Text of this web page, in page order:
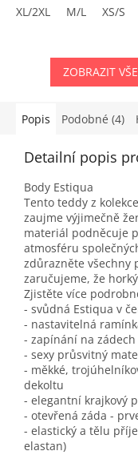
XL/2XL M/L XS/S
ZOBRAZIT
Popis Podobné (4)
Detailní popis
Body Estiqua
Tento teddy z
zaujme výjimečně
materiál podněcuje
atmosféru
zdůrazněte všechny
zaručujeme, že
Zjistěte více
- svůdná Estiqua v
- nastavitelná
- zapínání na
- sexy průsvitný
- měkké,
dekoltu
- elegantní krajkový
- otevřená záda -
- elastický a tělu
elastan)